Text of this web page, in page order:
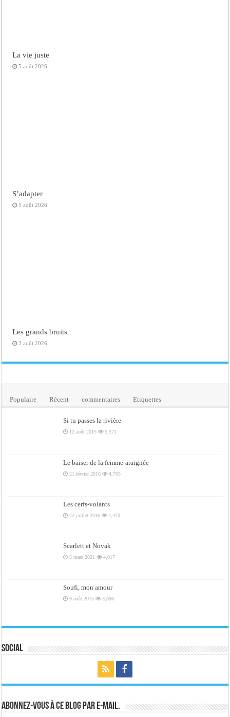
La vie juste
5 août 2026
S’adapter
5 août 2026
Les grands bruits
2 août 2026
Populaire Récent commentaires Etiquettes
Si tu passes la rivière
12 août 2015 5,571
Le baiser de la femme-araignée
21 février 2016 4,765
Les cerfs-volants
22 juillet 2016 4,470
Scarlett et Novak
5 mars 2021 4,017
Soufi, mon amour
9 août 2015 3,696
Social
Abonnez-vous à ce blog par e-mail.